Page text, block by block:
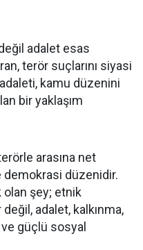
adalet esas
terör suçlarını siyasi
kamu düzenini
bir yaklaşım
arasına net
düzenidir.
şey; etnik
adalet, kalkınma,
güçlü sosyal